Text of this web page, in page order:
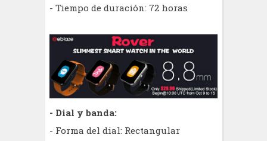
- Tiempo de duración: 72 horas
- Dial y banda:
- Forma del dial: Rectangular